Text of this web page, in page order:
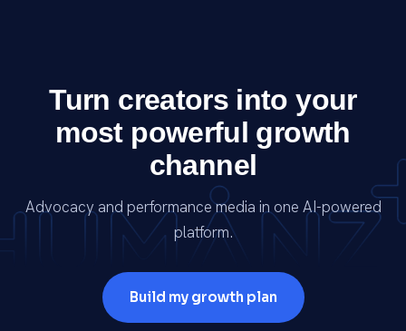
Turn creators into your
most powerful growth
channel
Advocacy and performance media in one AI-powered
platform.
Build my growth plan